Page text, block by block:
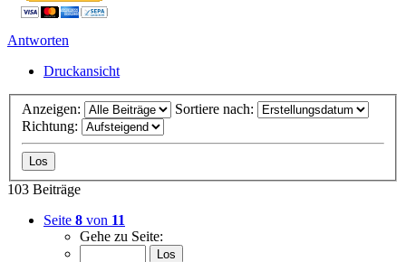
Antworten
Druckansicht
Anzeigen:
Sortiere nach:
Richtung:
103 Beiträge
Seite 8 von 11
Gehe zu Seite: